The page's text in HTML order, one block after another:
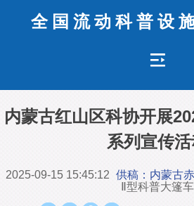
全国流动科普设
内蒙古红山区科协开展
系列宣传
2025-09-15 15:45:12 供稿：内蒙古
Ⅱ型科普大篷车